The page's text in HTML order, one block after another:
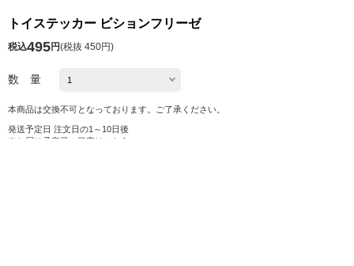
トイステッカー ビションフリーゼ
税込495円(税抜 450円)
数 量
本商品は交換不可となっております。ご了承ください。
発送予定日 注文日の1～10日後
※お届け予定日の目安は
こちら